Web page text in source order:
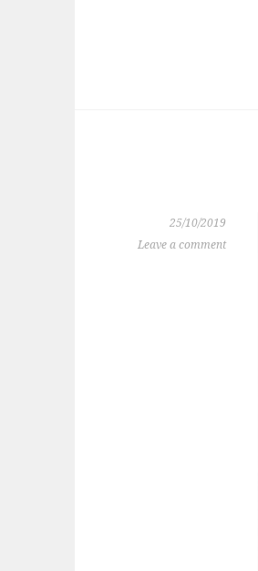
25/10/2019
Leave a comment